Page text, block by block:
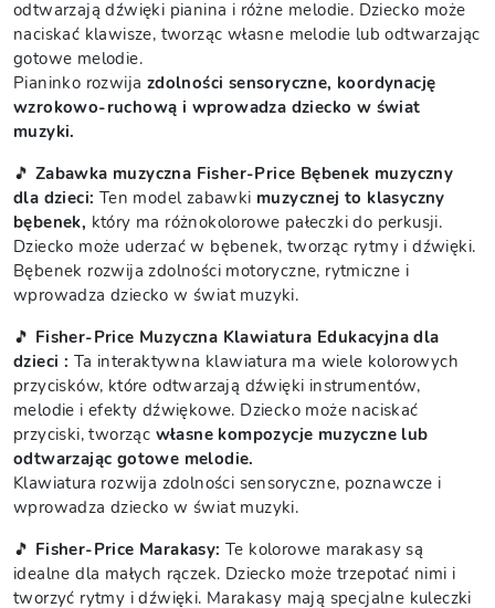
odtwarzają dźwięki pianina i różne melodie. Dziecko może
naciskać klawisze, tworząc własne melodie lub odtwarzając
gotowe melodie.
Pianinko rozwija zdolności sensoryczne, koordynację
wzrokowo-ruchową i wprowadza dziecko w świat
muzyki.
🎵 Zabawka muzyczna Fisher-Price Bębenek muzyczny
dla dzieci: Ten model zabawki muzycznej to klasyczny
bębenek, który ma różnokolorowe pałeczki do perkusji.
Dziecko może uderzać w bębenek, tworząc rytmy i dźwięki.
Bębenek rozwija zdolności motoryczne, rytmiczne i
wprowadza dziecko w świat muzyki.
🎵 Fisher-Price Muzyczna Klawiatura Edukacyjna dla
dzieci : Ta interaktywna klawiatura ma wiele kolorowych
przycisków, które odtwarzają dźwięki instrumentów,
melodie i efekty dźwiękowe. Dziecko może naciskać
przyciski, tworząc własne kompozycje muzyczne lub
odtwarzając gotowe melodie.
Klawiatura rozwija zdolności sensoryczne, poznawcze i
wprowadza dziecko w świat muzyki.
🎵 Fisher-Price Marakasy:Te kolorowe marakasy są
idealne dla małych rączek. Dziecko może trzepotać nimi i
tworzyć rytmy i dźwięki. Marakasy mają specjalne kuleczki